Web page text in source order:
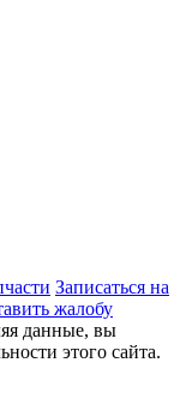
Записаться на
жалобу
данные, вы
этого сайта.